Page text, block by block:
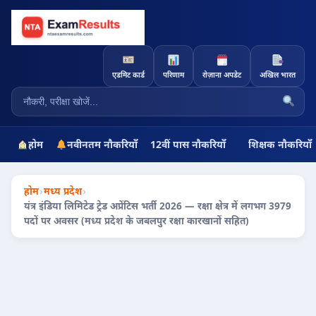
एडमिट कार्ड परिणाम रोज़ाना अपडेट अखिल भारत
होम नवीनतम नौकरियाँ 12वीं पास नौकरियाँ शिक्षक नौकरियाँ
होम›मध्य प्रदेश›
यंत्र इंडिया लिमिटेड ट्रेड अप्रेंटिस भर्ती 2026 — रक्षा क्षेत्र में लगभग 3979
पदों पर अवसर (मध्य प्रदेश के जबलपुर रक्षा कारखानों सहित)